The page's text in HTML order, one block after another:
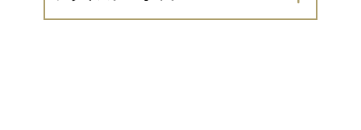
株式会社ビーブロックス一級建築士事務
所 漆喰アートhb